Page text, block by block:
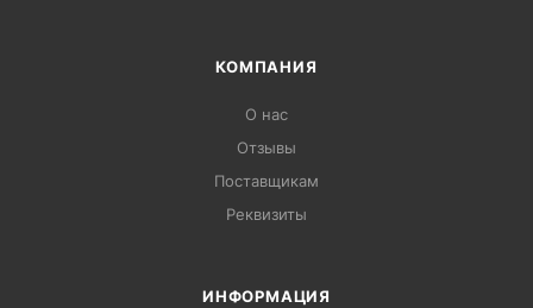
КОМПАНИЯ
О нас
Отзывы
Поставщикам
Реквизиты
ИНФОРМАЦИЯ